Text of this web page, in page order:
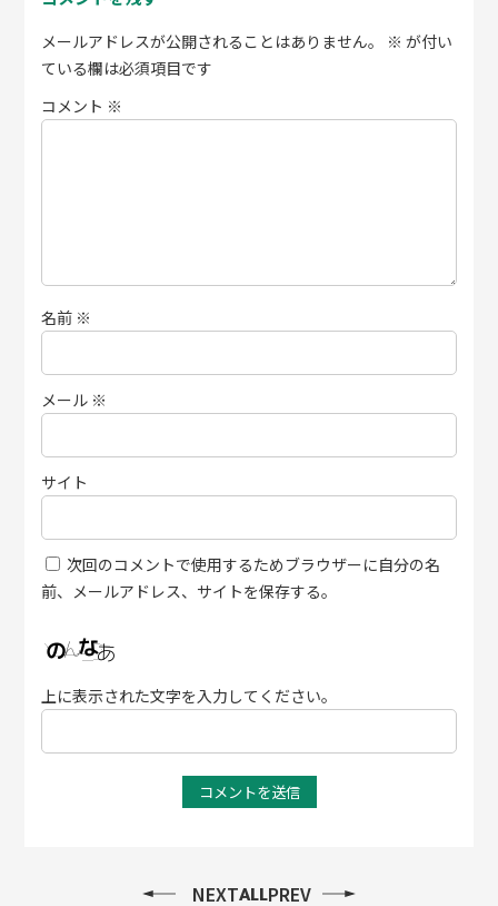
メールアドレスが公開されることはありません。 ※ が付い
ている欄は必須項目です
コメント ※
名前 ※
メール ※
サイト
次回のコメントで使用するためブラウザーに自分の名
前、メールアドレス、サイトを保存する。
上に表示された文字を入力してください。
NEXTALLPREV